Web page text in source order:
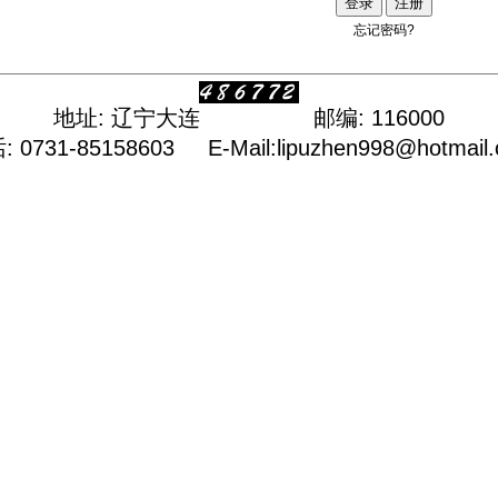
忘记密码?
地址: 辽宁大连 邮编: 116000
: 0731-85158603 E-